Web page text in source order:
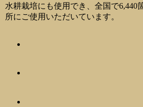
水耕栽培にも使用でき、全国で6,440
所にご使用いただいています。